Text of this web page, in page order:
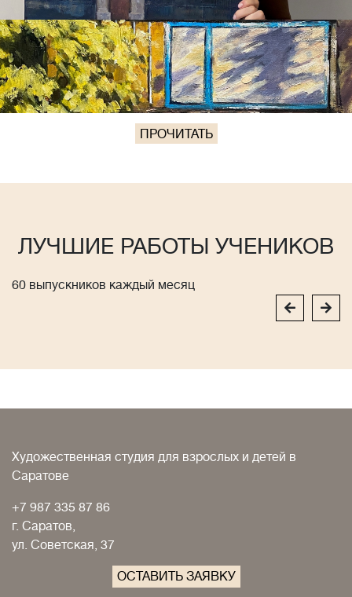
ПРОЧИТАТЬ
ЛУЧШИЕ РАБОТЫ УЧЕНИКОВ
60 выпускников каждый месяц
Художественная студия для взрослых и детей в
Саратове
+7 987 335 87 86
г. Саратов,
ул. Советская, 37
ОСТАВИТЬ ЗАЯВКУ